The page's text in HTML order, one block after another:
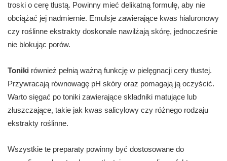
troski o cerę tłustą. Powinny mieć delikatną formułę, aby nie
obciążać jej nadmiernie. Emulsje zawierające kwas hialuronowy
czy roślinne ekstrakty doskonale nawilżają skórę, jednocześnie
nie blokując porów.
Toniki również pełnią ważną funkcję w pielęgnacji cery tłustej.
Przywracają równowagę pH skóry oraz pomagają ją oczyścić.
Warto sięgać po toniki zawierające składniki matujące lub
złuszczające, takie jak kwas salicylowy czy różnego rodzaju
ekstrakty roślinne.
Wszystkie te preparaty powinny być dostosowane do